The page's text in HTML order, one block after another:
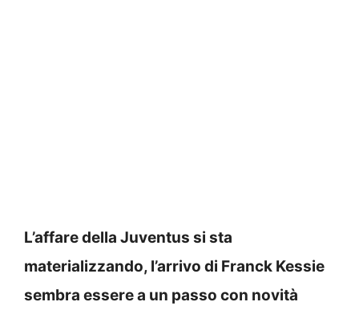
L’affare della Juventus si sta
materializzando, l’arrivo di Franck Kessie
sembra essere a un passo con novità